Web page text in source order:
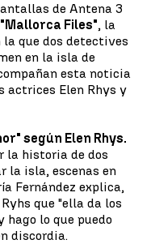
de Antena 3
Files", la
que dos detectives
en la isla de
esta noticia
actrices Elen Rhys y
según Elen Rhys.
la historia de dos
la isla, escenas en
Fernández explica,
que "ella da los
hago lo que puedo
discordia.